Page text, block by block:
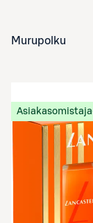
Murupolku